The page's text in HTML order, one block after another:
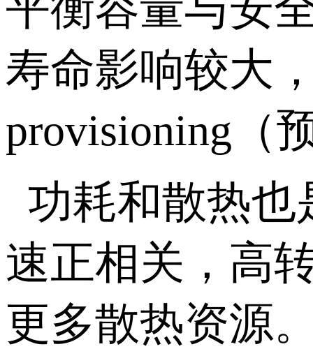
寿命影响较大
provisioning （
功耗和散热也
速正相关，高
更多散热资源